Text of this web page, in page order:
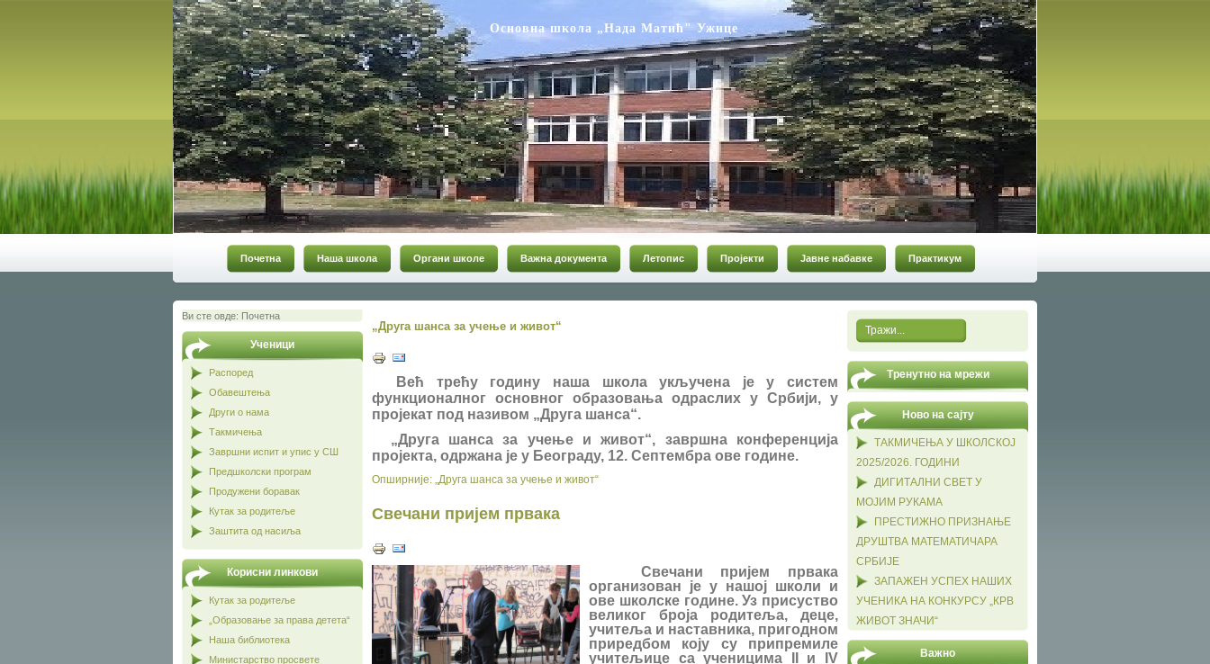
Основна школа „Нада Матић" Ужице
Почетна Наша школа Органи школе Важна документа Летопис Пројекти Јавне набавке Практикум
Ви сте овде: Почетна
Ученици
Распоред
Обавештења
Други о нама
Такмичења
Завршни испит и упис у СШ
Предшколски програм
Продужени боравак
Кутак за родитеље
Заштита од насиља
Корисни линкови
Кутак за родитеље
„Образовање за права детета“
Наша библиотека
Министарство просвете
„Друга шанса за учење и живот“
Већ трећу годину наша школа укључена је у систем
функционалног основног образовања одраслих у Србији, у
пројекат под називом „Друга шанса“.
„Друга шанса за учење и живот“, завршна конференција
пројекта, одржана је у Београду, 12. Септембра ове године.
Опширније: „Друга шанса за учење и живот“
Свечани пријем првака
Свечани пријем првака
организован је у нашој школи и
ове школске године. Уз присуство
великог броја родитеља, деце,
учитеља и наставника, пригодном
приредбом коју су припремиле
учитељице са ученицима II и IV
Тренутно на мрежи
Ново на сајту
ТАКМИЧЕЊА У ШКОЛСКОЈ
2025/2026. ГОДИНИ
ДИГИТАЛНИ СВЕТ У
МОЈИМ РУКАМА
ПРЕСТИЖНО ПРИЗНАЊЕ
ДРУШТВА МАТЕМАТИЧАРА
СРБИЈЕ
ЗАПАЖЕН УСПЕХ НАШИХ
УЧЕНИКА НА КОНКУРСУ „КРВ
ЖИВОТ ЗНАЧИ“
Важно